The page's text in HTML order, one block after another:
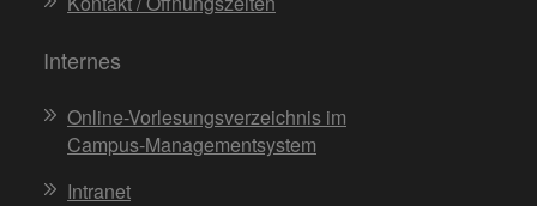
Internes
Online-Vorlesungsverzeichnis im
Campus-Managementsystem
Intranet